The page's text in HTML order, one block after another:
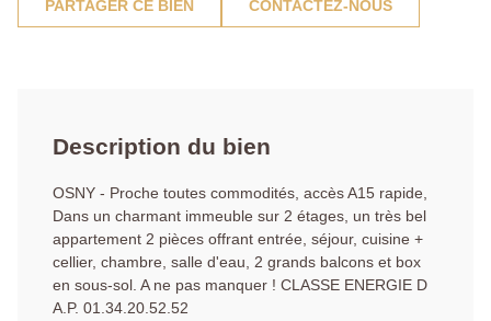
PARTAGER CE BIEN CONTACTEZ-NOUS
Description du bien
OSNY - Proche toutes commodités, accès A15 rapide,
Dans un charmant immeuble sur 2 étages, un très bel
appartement 2 pièces offrant entrée, séjour, cuisine +
cellier, chambre, salle d'eau, 2 grands balcons et box
en sous-sol. A ne pas manquer ! CLASSE ENERGIE D
A.P. 01.34.20.52.52